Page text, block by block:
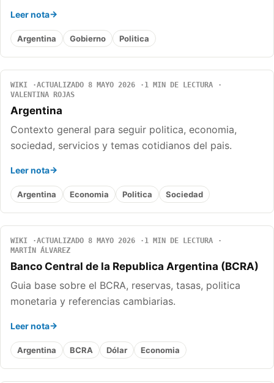
Leer nota
Argentina Gobierno Politica
WIKI ACTUALIZADO 8 MAYO 2026
1 MIN DE LECTURA
VALENTINA ROJAS
Argentina
Contexto general para seguir politica, economia,
sociedad, servicios y temas cotidianos del pais.
Leer nota
Argentina Economia Politica Sociedad
WIKI ACTUALIZADO 8 MAYO 2026
1 MIN DE LECTURA
MARTÍN ÁLVAREZ
Banco Central de la Republica Argentina (BCRA)
Guia base sobre el BCRA, reservas, tasas, politica
monetaria y referencias cambiarias.
Leer nota
Argentina BCRA Dólar Economia